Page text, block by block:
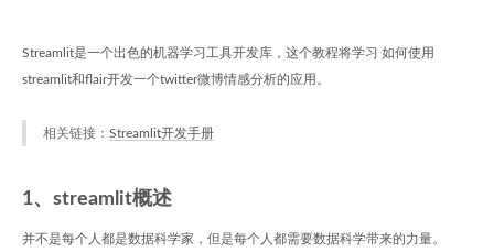
Streamlit是一个出色的机器学习工具开发库，这个教程将学习 如何使用
streamlit和flair开发一个twitter微博情感分析的应用。
相关链接： Streamlit开发手册
1、streamlit概述
并不是每个人都是数据科学家，但是每个人都需要数据科学带来的力量。